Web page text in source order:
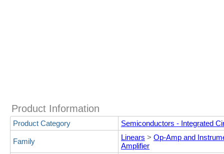
Product Information
Product Category Semiconductors - Integrated
Family Linears > Op-Amp and
Amplifier